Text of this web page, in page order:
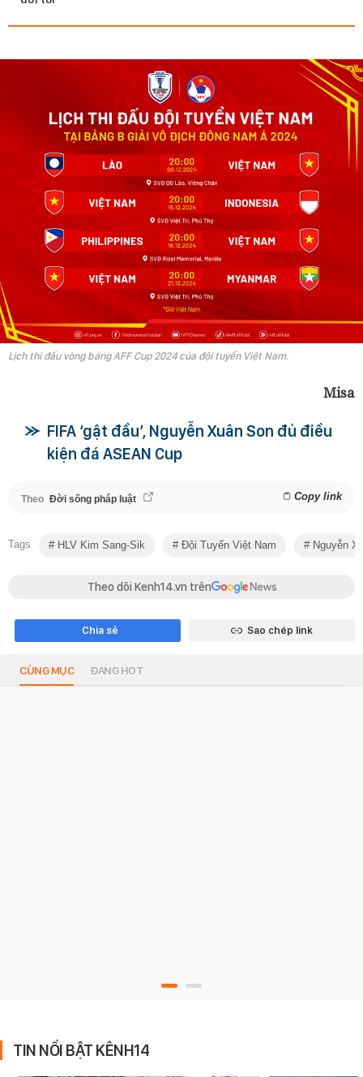
Lịch thi đấu vòng bảng AFF Cup 2024 của đội tuyển Việt Nam.
Misa
FIFA ‘gật đầu’, Nguyễn Xuân Son đủ điều
kiện đá ASEAN Cup
Theo Đời sống pháp luật Copy link
Tags HLV Kim Sang-Sik Đội Tuyển Việt Nam Nguyễn
Theo dõi Kenh14.vn trên
Chia sẻ Sao chép link
CÙNG MỤC ĐANG HOT
TIN NỔI BẬT KÊNH14